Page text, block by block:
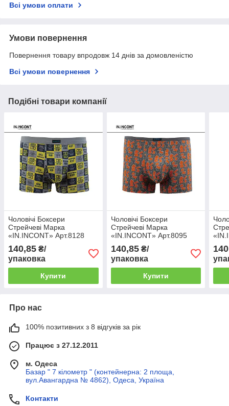
Всі умови оплати
Умови повернення
Повернення товару впродовж 14 днів за домовленістю
Всі умови повернення
Подібні товари компанії
Чоловічі Боксери
Стрейчеві Марка
«IN.INCONT» Арт.8128
140,85 ₴/
упаковка
Купити
Чоловічі Боксери
Стрейчеві Марка
«IN.INCONT» Арт.8095
140,85₴/
упаковка
Купити
Про нас
100% позитивних з 8 відгуків за рік
Працює з 27.12.2011
м. Одеса
Базар " 7 кілометр " (контейнерна: 2 площа,
вул.Авангардна № 4862), Одеса, Україна
Контакти